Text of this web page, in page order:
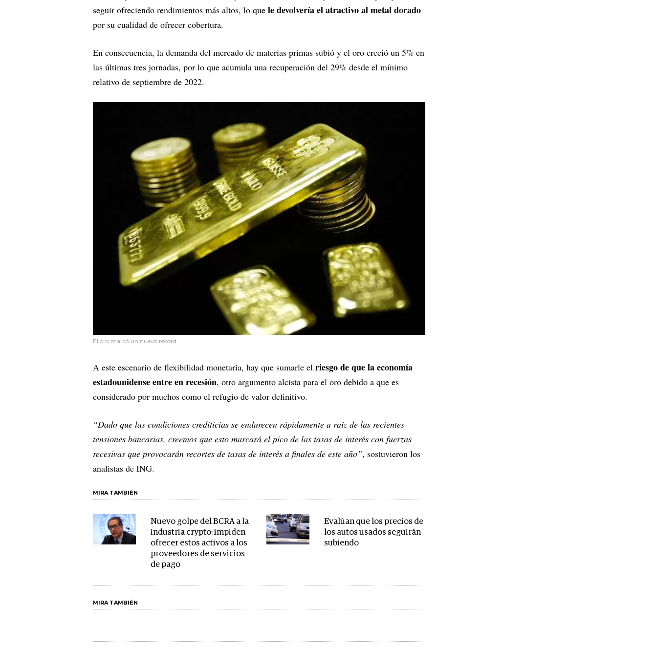
seguir ofreciendo rendimientos más altos, lo que le devolvería el atractivo al metal dorado
por su cualidad de ofrecer cobertura.
En consecuencia, la demanda del mercado de materias primas subió y el oro creció un 5% en
las últimas tres jornadas, por lo que acumula una recuperación del 29% desde el mínimo
relativo de septiembre de 2022.
El oro marcó un nuevo récord.
A este escenario de flexibilidad monetaria, hay que sumarle el riesgo de que la economía
estadounidense entre en recesión, otro argumento alcista para el oro debido a que es
considerado por muchos como el refugio de valor definitivo.
“Dado que las condiciones crediticias se endurecen rápidamente a raíz de las recientes
tensiones bancarias, creemos que esto marcará el pico de las tasas de interés con fuerzas
recesivas que provocarán recortes de tasas de interés a finales de este año”, sostuvieron los
analistas de ING.
MIRA TAMBIÉN
Nuevo golpe del BCRA a la
industria crypto: impiden
ofrecer estos activos a los
proveedores de servicios
de pago
Evalúan que los precios de
los autos usados seguirán
subiendo
MIRA TAMBIÉN